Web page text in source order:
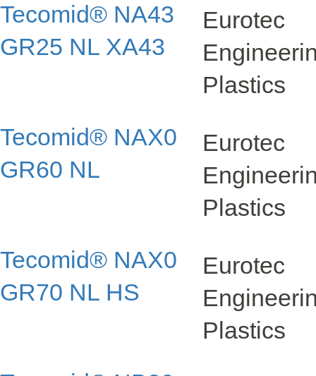
Tecomid® NA43
GR25 NL XA43
Eurotec
Plastics
Tecomid® NAX0
GR60 NL
Eurotec
Plastics
Tecomid® NAX0
GR70 NL HS
Eurotec
Plastics